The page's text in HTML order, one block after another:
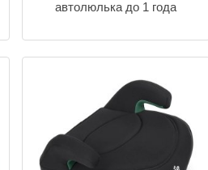
автолюлька до 1 года